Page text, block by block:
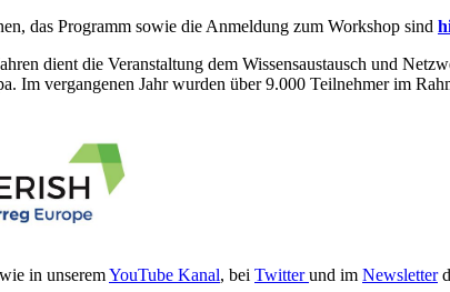
das Programm sowie die Anmeldung zum Workshop sind
dient die Veranstaltung dem Wissensaustausch und
vergangenen Jahr wurden über 9.000 Teilnehmer im
in unseremYouTube Kanal, bei Twitterund im Newsletter